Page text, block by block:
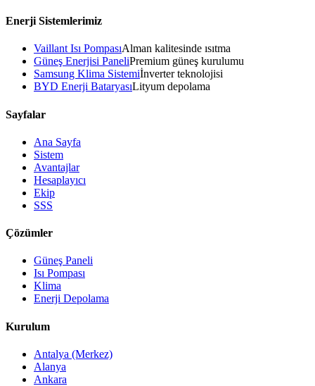
Enerji Sistemlerimiz
Vaillant Isı PompasıAlman kalitesinde ısıtma
Güneş Enerjisi PaneliPremium güneş kurulumu
Samsung Klima Sistemiİnverter teknolojisi
BYD Enerji BataryasıLityum depolama
Sayfalar
Ana Sayfa
Sistem
Avantajlar
Hesaplayıcı
Ekip
SSS
Çözümler
Güneş Paneli
Isı Pompası
Klima
Enerji Depolama
Kurulum
Antalya (Merkez)
Alanya
Ankara